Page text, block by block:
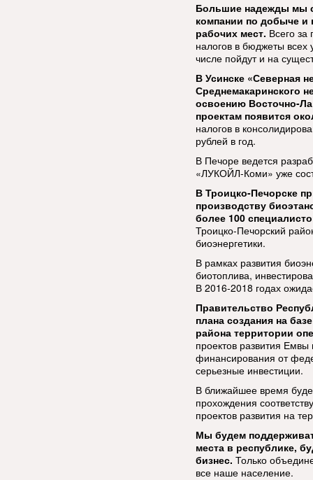
Большие надежды мы
компании по добыче и
рабочих мест. Всего за
налогов в бюджеты всех
числе пойдут и на
В Усинске «Северная
Среднемакаринского
освоению Восточно-
проектам появится
налогов в
рублей в год.
В Печоре ведется
«ЛУКОЙЛ-Коми» уже
В Троицко-Печорске
производству
более 100
Троицко-Печорский
биоэнергетики.
В рамках развития
биотоплива,
В 2016-2018 годах
Правительство
плана создания на
района территории
проектов развития
финансирования от
серьезные инвестиции.
В ближайшее время
прохождения
проектов развития на
Мы будем
места в республике,
бизнес. Только
все наше население.